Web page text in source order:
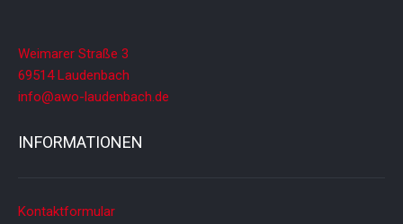
Weimarer Straße 3
69514 Laudenbach
info@awo-laudenbach.de
INFORMATIONEN
Kontaktformular